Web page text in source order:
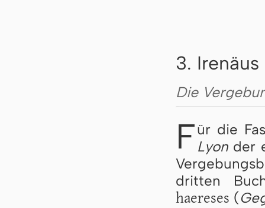
3.
Die
Für die
Lyon der
dritten
haereses (